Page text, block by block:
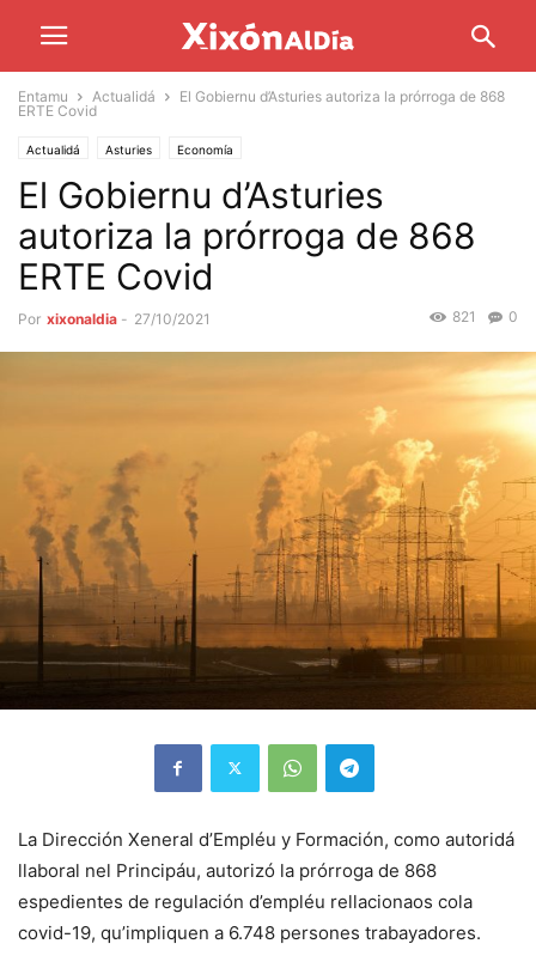
Entamu Actualidá
El Gobiernu d’Asturies autoriza la prórroga de 868
ERTE Covid
Actualidá Asturies Economía
El Gobiernu d’Asturies
autoriza la prórroga de 868
ERTE Covid
Por xixonaldia - 27/10/2021 0
821
La Dirección Xeneral d’Empléu y Formación, como autoridá
llaboral nel Principáu, autorizó la prórroga de 868
espedientes de regulación d’empléu rellacionaos cola
covid-19, qu’impliquen a 6.748 persones trabayadores.